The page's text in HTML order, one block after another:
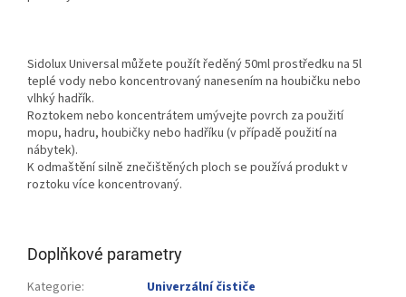
Sidolux Universal můžete použít ředěný 50ml prostředku na 5l
teplé vody nebo koncentrovaný nanesením na houbičku nebo
vlhký hadřík.
Roztokem nebo koncentrátem umývejte povrch za použití
mopu, hadru, houbičky nebo hadříku (v případě použití na
nábytek).
K odmaštění silně znečištěných ploch se používá produkt v
roztoku více koncentrovaný.
Doplňkové parametry
Kategorie:
Univerzální čističe